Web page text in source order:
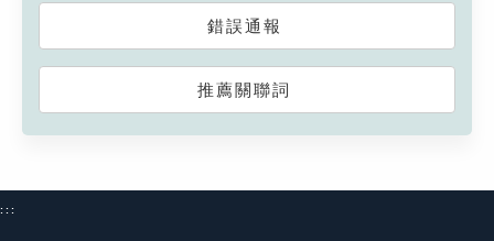
錯誤通報
推薦關聯詞
:::